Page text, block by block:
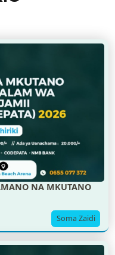
NA MKUTANO
Soma Zaidi